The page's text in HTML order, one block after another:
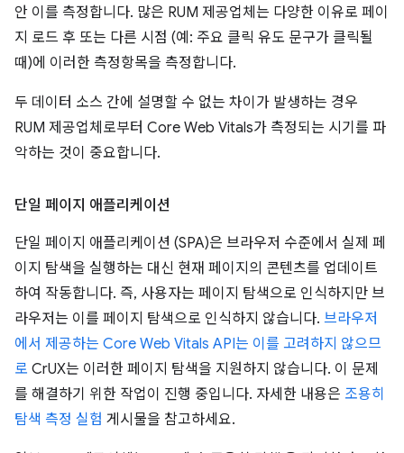
안 이를 측정합니다. 많은 RUM 제공업체는 다양한 이유로 페이
지 로드 후 또는 다른 시점 (예: 주요 클릭 유도 문구가 클릭될
때)에 이러한 측정항목을 측정합니다.
두 데이터 소스 간에 설명할 수 없는 차이가 발생하는 경우
RUM 제공업체로부터 Core Web Vitals가 측정되는 시기를 파
악하는 것이 중요합니다.
단일 페이지 애플리케이션
단일 페이지 애플리케이션 (SPA)은 브라우저 수준에서 실제 페
이지 탐색을 실행하는 대신 현재 페이지의 콘텐츠를 업데이트
하여 작동합니다. 즉, 사용자는 페이지 탐색으로 인식하지만 브
라우저는 이를 페이지 탐색으로 인식하지 않습니다. 브라우저
에서 제공하는 Core Web Vitals API는 이를 고려하지 않으므
로 CrUX는 이러한 페이지 탐색을 지원하지 않습니다. 이 문제
를 해결하기 위한 작업이 진행 중입니다. 자세한 내용은 조용히
탐색 측정 실험 게시물을 참고하세요.